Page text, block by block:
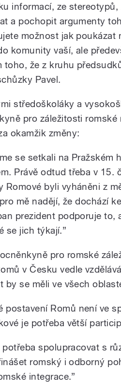
informací, ze
a pochopit argumenty
možnost jak poukázat
komunity vaší, ale
toho, že z kruhu
Pavel.
středoškoláky a
pro záležitosti
okamžik změny:
se setkali na Pražském
Právě odtud třeba v 15.
Romové byli vyháněni z
mě nadějí, že dochází
prezident podporuje to,
se jich týkají.”
pro romské
v Česku vedle
by se měli ve všech
postavení Romů není ve
je potřeba větší
potřeba spolupracovat s
romský i odborný
integrace.”